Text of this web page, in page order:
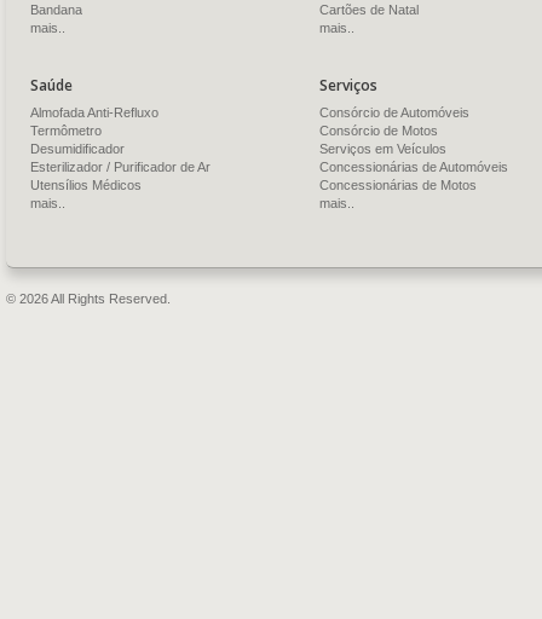
Bandana
mais..
Cartões de Natal
mais..
Saúde
Almofada Anti-Refluxo
Termômetro
Desumidificador
Esterilizador / Purificador de Ar
Utensílios Médicos
mais..
Serviços
Consórcio de Automóveis
Consórcio de Motos
Serviços em Veículos
Concessionárias de Automóveis
Concessionárias de Motos
mais..
© 2026 All Rights Reserved.